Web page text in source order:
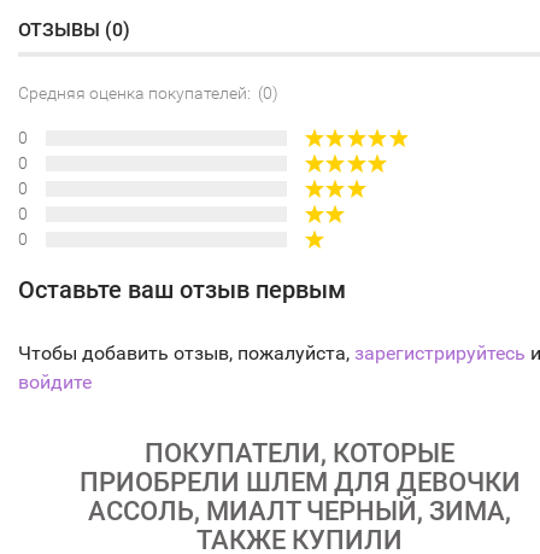
ОТЗЫВЫ (0)
Средняя оценка покупателей: (0)
0
0
0
0
0
Оставьте ваш отзыв первым
Чтобы добавить отзыв, пожалуйста, зарегистрируйтесь
войдите
ПОКУПАТЕЛИ, КОТОРЫЕ
ПРИОБРЕЛИ ШЛЕМ ДЛЯ ДЕВОЧКИ
АССОЛЬ, МИАЛТ ЧЕРНЫЙ, ЗИМА,
ТАКЖЕ КУПИЛИ